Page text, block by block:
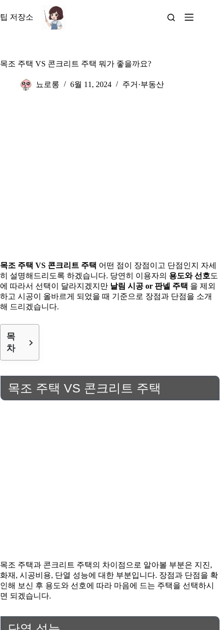
문
뛰
팁 저장소
목조 주택 VS 콘크리트 주택 뭐가 좋을까요?
뇨로롱 6월 11, 2024 주거·부동산
목조 주택 VS 콘크리트 주택 어떤 점이 장점이고 단점인지 자세
히 설명해드리도록 하겠습니다. 당연히 이용자의 용도와 선호도
에 따라서 선택이 달라지겠지만 날림 시공 or 판넬 주택 을 제외
하고 시공이 올바르게 되었을 때 기준으로 장점과 단점을 소개
해 드리겠습니다.
목
차
목조 주택 VS 콘크리트 주택
목조 주택과 콘크리트 주택의 차이점으로 알아볼 부분은 지진,
화재, 시공비용, 단열 성능에 대한 부분입니다. 장점과 단점을 확
인해 보신 후 용도와 선호에 따라 마음에 드는 주택을 선택하시
면 되겠습니다.